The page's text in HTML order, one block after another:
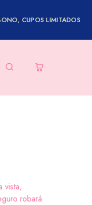
CUPOS LIMITADOS
vista,
robará